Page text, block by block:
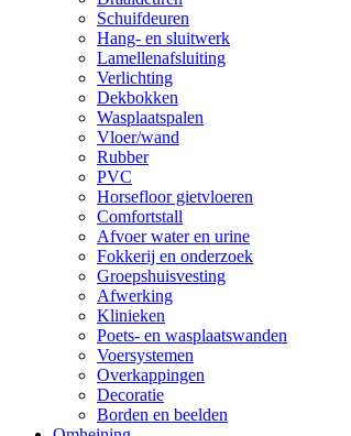
Schuifdeuren
Hang- en sluitwerk
Lamellenafsluiting
Verlichting
Dekbokken
Wasplaatspalen
Vloer/wand
Rubber
PVC
Horsefloor gietvloeren
Comfortstall
Afvoer water en urine
Fokkerij en onderzoek
Groepshuisvesting
Afwerking
Klinieken
Poets- en wasplaatswanden
Voersystemen
Overkappingen
Decoratie
Borden en beelden